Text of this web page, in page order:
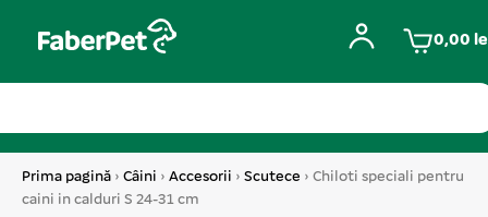
0,00
Prima pagină › Câini › Accesorii › Scutece › Chiloti speciali pentru
caini in calduri S 24-31 cm